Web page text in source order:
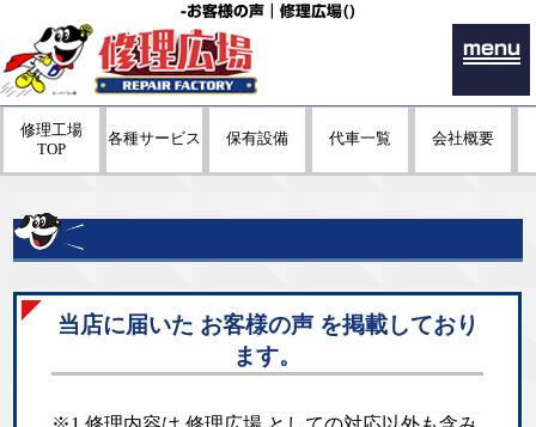
-お客様の声｜修理広場()
menu
修理工場
TOP
各種サービス 保有設備 代車一覧 会社概要
当店に届いた お客様の声 を掲載しており
ます。